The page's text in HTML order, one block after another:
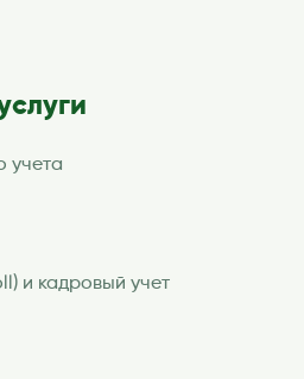
учета
и кадровый учет